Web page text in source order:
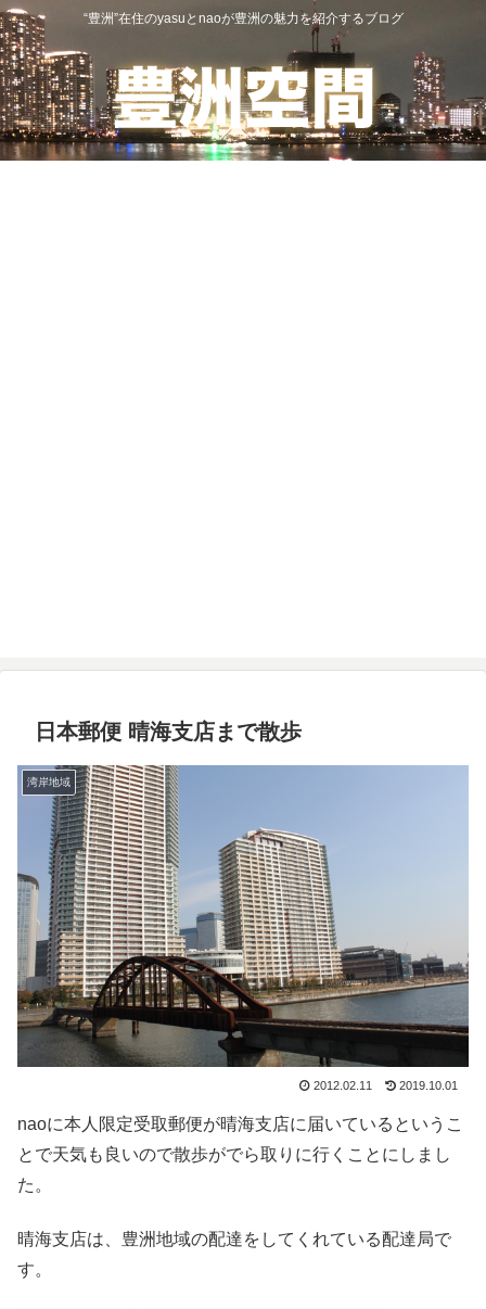
“豊洲”在住のyasuとnaoが豊洲の魅力を紹介するブログ
日本郵便 晴海支店まで散歩
湾岸地域
2012.02.11 2019.10.01
naoに本人限定受取郵便が晴海支店に届いているというこ
とで天気も良いので散歩がでら取りに行くことにしまし
た。
晴海支店は、豊洲地域の配達をしてくれている配達局で
す。